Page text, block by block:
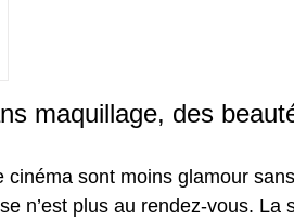
maquillage, des
cinéma sont moins glamour
n’est plus au rendez-vous.